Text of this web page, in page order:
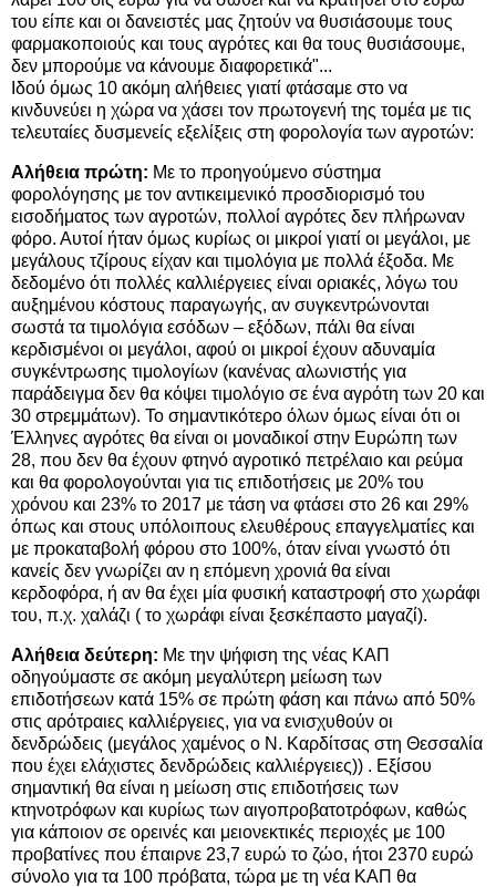
του είπε και οι δανειστές μας ζητούν να θυσιάσουμε τους
φαρμακοποιούς και τους αγρότες και θα τους θυσιάσουμε,
δεν μπορούμε να κάνουμε διαφορετικά"...
Ιδού όμως 10 ακόμη αλήθειες γιατί φτάσαμε στο να
κινδυνεύει η χώρα να χάσει τον πρωτογενή της τομέα με τις
τελευταίες δυσμενείς εξελίξεις στη φορολογία των αγροτών:
Αλήθεια πρώτη: Με το προηγούμενο σύστημα
φορολόγησης με τον αντικειμενικό προσδιορισμό του
εισοδήματος των αγροτών, πολλοί αγρότες δεν πλήρωναν
φόρο. Αυτοί ήταν όμως κυρίως οι μικροί γιατί οι μεγάλοι, με
μεγάλους τζίρους είχαν και τιμολόγια με πολλά έξοδα. Με
δεδομένο ότι πολλές καλλιέργειες είναι οριακές, λόγω του
αυξημένου κόστους παραγωγής, αν συγκεντρώνονται
σωστά τα τιμολόγια εσόδων – εξόδων, πάλι θα είναι
κερδισμένοι οι μεγάλοι, αφού οι μικροί έχουν αδυναμία
συγκέντρωσης τιμολογίων (κανένας αλωνιστής για
παράδειγμα δεν θα κόψει τιμολόγιο σε ένα αγρότη των 20 και
30 στρεμμάτων). Το σημαντικότερο όλων όμως είναι ότι οι
Έλληνες αγρότες θα είναι οι μοναδικοί στην Ευρώπη των
28, που δεν θα έχουν φτηνό αγροτικό πετρέλαιο και ρεύμα
και θα φορολογούνται για τις επιδοτήσεις με 20% του
χρόνου και 23% το 2017 με τάση να φτάσει στο 26 και 29%
όπως και στους υπόλοιπους ελευθέρους επαγγελματίες και
με προκαταβολή φόρου στο 100%, όταν είναι γνωστό ότι
κανείς δεν γνωρίζει αν η επόμενη χρονιά θα είναι
κερδοφόρα, ή αν θα έχει μία φυσική καταστροφή στο χωράφι
του, π.χ. χαλάζι ( το χωράφι είναι ξεσκέπαστο μαγαζί).
Αλήθεια δεύτερη: Με την ψήφιση της νέας ΚΑΠ
οδηγούμαστε σε ακόμη μεγαλύτερη μείωση των
επιδοτήσεων κατά 15% σε πρώτη φάση και πάνω από 50%
στις αρότραιες καλλιέργειες, για να ενισχυθούν οι
δενδρώδεις (μεγάλος χαμένος ο Ν. Καρδίτσας στη Θεσσαλία
που έχει ελάχιστες δενδρώδεις καλλιέργειες)) . Εξίσου
σημαντική θα είναι η μείωση στις επιδοτήσεις των
κτηνοτρόφων και κυρίως των αιγοπροβατοτρόφων, καθώς
για κάποιον σε ορεινές και μειονεκτικές περιοχές με 100
προβατίνες που έπαιρνε 23,7 ευρώ το ζώο, ήτοι 2370 ευρώ
σύνολο για τα 100 πρόβατα, τώρα με τη νέα ΚΑΠ θα